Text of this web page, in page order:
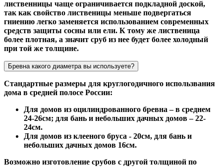
лиственницы чаще ограничивается подкладной доской,
так как свойство лиственицы меньше подвергаться
гниению легко заменяется использованием современных
средств защиты сосны или ели. К тому же лиственица
более плотная, а значит сруб из нее будет более холодный
при той же толщине.
Бревна какого диаметра вы используете?
Стандартные размеры для круглогодичного использвания
дома в средней полосе России:
Для домов из оцилиндрованного бревна – в среднем
24-26см; для бань и небольших дачных домов – 22-
24см.
Для домов из клееного бруса - 20см, для бань и
небольших дачных домов 16см.
Возможно изготовление срубов с другой толщиной по